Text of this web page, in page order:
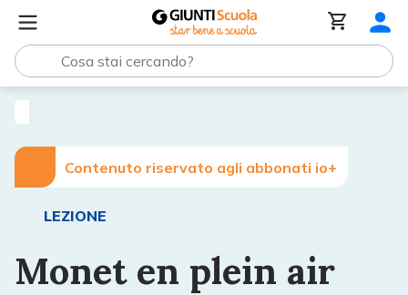
Contenuto riservato agli abbonati io+
LEZIONE
Monet en plein air